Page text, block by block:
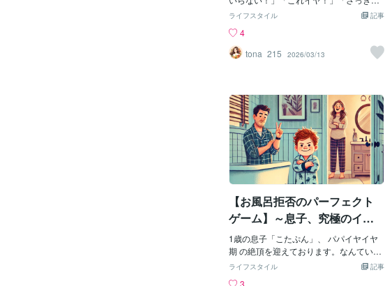
で食べるって言ったのに…」毎食ぐった
のごはん、どう対応すればいい？を栄養
士目線でやさしく解説します。■まず知っ
ておきたい｜イヤイヤ期に食べなくなる
う発達の過程。「食べない」のではな
く、👉 「自分で選びたい」が強くなって
いる状態です。■よくある困りごと・急に
食べなくなった・好きなものしか食べな
い・遊び始める・床に落とす・怒ってひ
っくり返るでも実は、“成長している
証”でもあります。■イヤイヤ期のごはん
対応法5つ① 選ばせる×「これ食べて」〇
「ごはんとパンどっちにする？」小さな
選択肢を渡すだけで、満足度が上がりま
す。② 量を少なくするイヤイヤ期はムラ
が大きい時期。✔ 最初は少なめ✔ おかわ
り制“食べられた”経験を積む方が大切で
す。③ 食事時間を区切るダラダラ食べは
記事
ライフスタイル
4
tona_215
2026/03/13
【お風呂拒否のパーフェクト
ゲーム】～息子、究極のイヤ
イヤを極める～
1歳の息子「こたぷん」、 パパイヤイヤ
期 の絶頂を迎えております。なんていう
か、最近のテーマは「パパ＝不可侵」。
記事
ライフスタイル
3